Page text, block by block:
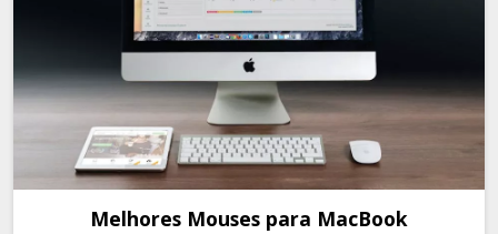
Melhores Mouses para MacBook